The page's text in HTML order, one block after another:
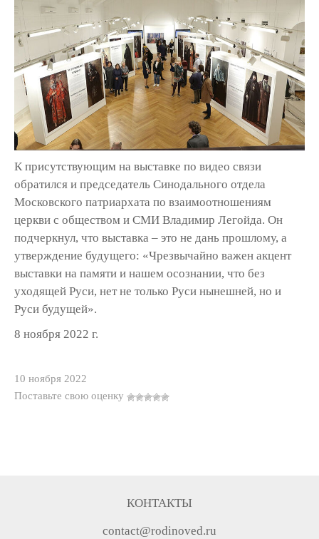
К присутствующим на выставке по видео связи
обратился и председатель Синодального отдела
Московского патриархата по взаимоотношениям
церкви с обществом и СМИ Владимир Легойда. Он
подчеркнул, что выставка – это не дань прошлому, а
утверждение будущего: «Чрезвычайно важен акцент
выставки на памяти и нашем осознании, что без
уходящей Руси, нет не только Руси нынешней, но и
Руси будущей».
8 ноября 2022 г.
10 ноября 2022
Поставьте свою оценку
КОНТАКТЫ
contact@rodinoved.ru